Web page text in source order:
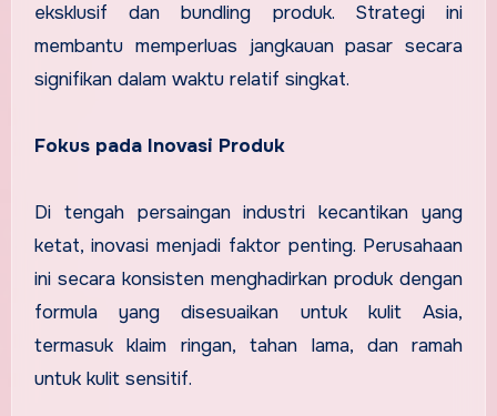
eksklusif dan bundling produk. Strategi ini
membantu memperluas jangkauan pasar secara
signifikan dalam waktu relatif singkat.
Fokus pada Inovasi Produk
Di tengah persaingan industri kecantikan yang
ketat, inovasi menjadi faktor penting. Perusahaan
ini secara konsisten menghadirkan produk dengan
formula yang disesuaikan untuk kulit Asia,
termasuk klaim ringan, tahan lama, dan ramah
untuk kulit sensitif.